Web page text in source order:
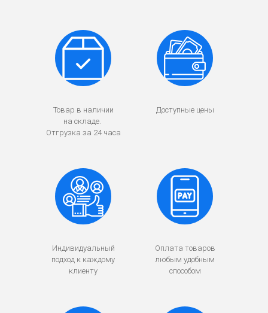
Товар в наличии
на складе.
Отгрузка за 24 часа
Доступные цены
Индивидуальный
подход к каждому
клиенту
Оплата товаров
любым удобным
способом